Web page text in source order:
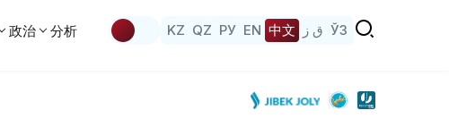
政治 分析 KZ QZ РУ EN 中文 ق ز ЎЗ